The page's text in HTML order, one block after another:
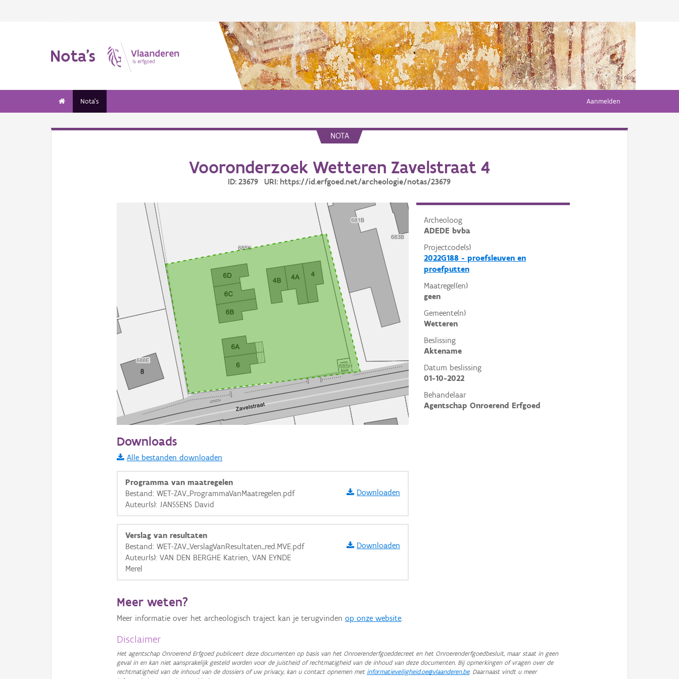
Nota's
Nota's Aanmelden
NOTA
Vooronderzoek Wetteren Zavelstraat 4
ID: 23679 URI: https://id.erfgoed.net/archeologie/notas/23679
Archeoloog
ADEDE bvba
Projectcode(s)
2022G188 - proefsleuven en
proefputten
Maatregel(en)
geen
Gemeente(n)
Wetteren
Beslissing
Aktename
Datum beslissing
01-10-2022
Behandelaar
Agentschap Onroerend Erfgoed
Informatie Vlaanderen
i
+ −
Basis Lagen
OSM-Basiskaart
Ortho
GRB-Basiskaart
GRB-Basiskaart in grijswaarden
Downloads
Alle bestanden downloaden
Programma van maatregelen
Bestand: WET-ZAV_ProgrammaVanMaatregelen.pdf
Auteur(s): JANSSENS David
Downloaden
Verslag van resultaten
Bestand: WET-ZAV_VerslagVanResultaten_red.MVE.pdf
Auteur(s): VAN DEN BERGHE Katrien, VAN EYNDE
Merel
Downloaden
Meer weten?
Meer informatie over het archeologisch traject kan je terugvindenop onze website.
Disclaimer
Het agentschap Onroerend Erfgoed publiceert deze documenten op basis van het Onroerenderfgoeddecreet en het Onroerenderfgoedbesluit, maar staat in geen
geval in en kan niet aansprakelijk gesteld worden voor de juistheid of rechtmatigheid van de inhoud van deze documenten. Bij opmerkingen of vragen over de
rechtmatigheid van de inhoud van de dossiers of uw privacy, kan u contact opnemen met informatieveiligheid.oe@vlaanderen.be. Daarnaast vindt u meer